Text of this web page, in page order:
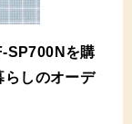
SP700Nを購
らしのオーデ